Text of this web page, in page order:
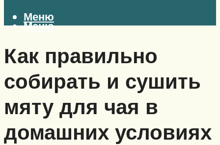
Меню
Меню
Как правильно
собирать и сушить
мяту для чая в
домашних условиях